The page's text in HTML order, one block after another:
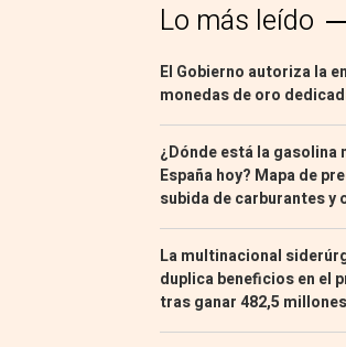
Lo más leído
El Gobierno autoriza la
monedas de oro
¿Dónde está la gasolina
España hoy? Mapa de
subida de carburantes y
La multinacional
duplica beneficios en el
tras ganar 482,5 millones